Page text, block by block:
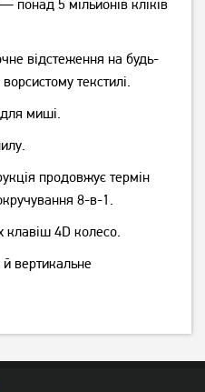
Миша Logitech M190
Wireless Red
649грн
— понад 5 мільйонів кліків
відстеження на будь-
текстилі.
миші.
продовжує термін
8-в-1.
клавіш 4D колесо.
вертикальне